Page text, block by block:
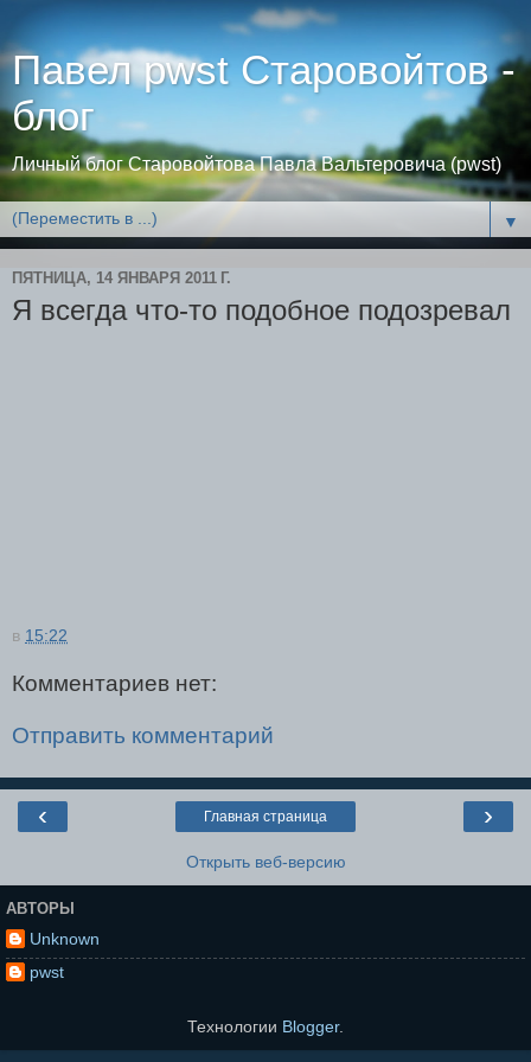
Павел pwst Старовойтов -
блог
Личный блог Старовойтова Павла Вальтеровича (pwst)
▼
ПЯТНИЦА, 14 ЯНВАРЯ 2011 Г.
Я всегда что-то подобное подозревал
в 15:22
Комментариев нет:
Отправить комментарий
‹ ›
Главная страница
Открыть веб-версию
АВТОРЫ
Unknown
pwst
Технологии Blogger.